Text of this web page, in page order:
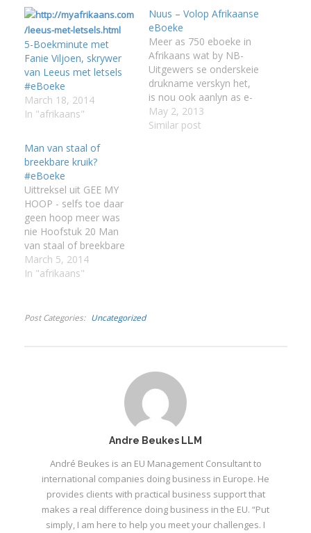
5-Boekminute met
Fanie Viljoen, skrywer
van Leeus met letsels
#eBoeke
March 18, 2014
In "afrikaans"
Nuus – Volop Afrikaanse
eBoeke
Meer as 750 eboeke in
Afrikaans wat by NB-
Uitgewers se onderskeie
drukname verskyn het,
is nou ook aanlyn as e-
boeke ook beskikbaar
by myafrikaans.com. Dit
May 2, 2013
Similar post
Man van staal of
breekbare kruik?
#eBoeke
Uittreksel uit GEE MY
HOOP - selfs toe daar
geen hoop meer was
nie Hoofstuk 20 Man
van staal of breekbare
kruik? Elkeen van ons
het waarskynlik ’n
spesifieke gunsteling
March 5, 2014
In "afrikaans"
Post Categories Uncategorized
Andre Beukes LLM
André Beukes is an EU Management Consultant to
international companies doing business in Europe. He
provides clients with practical business support that
makes a real difference doing business in the EU. “Put
simply, I am here to help you meet your challenges. I